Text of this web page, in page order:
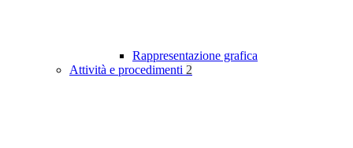
Rappresentazione grafica
Attività e procedimenti 2